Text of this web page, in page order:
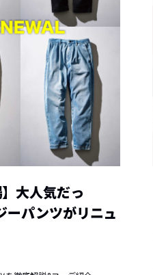
】大人気だっ
ーパンツがリニュ